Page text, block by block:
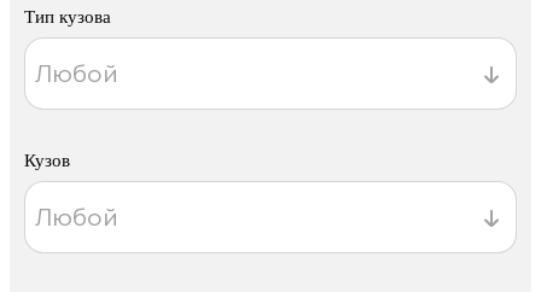
Тип кузова
Кузов